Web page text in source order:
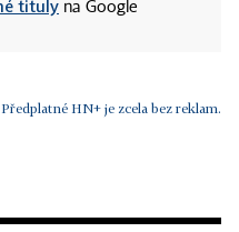
tituly na Google
Předplatné HN+ je zcela bez reklam.